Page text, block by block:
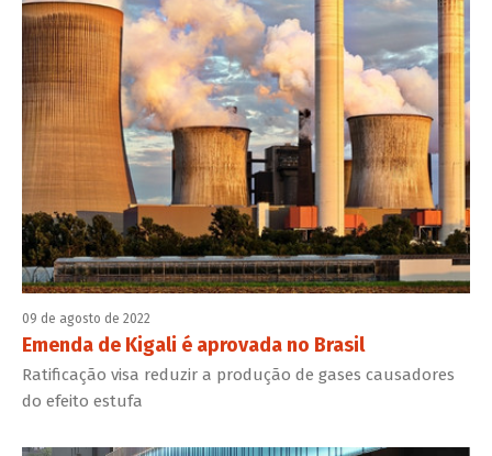
09 de agosto de 2022
Emenda de Kigali é aprovada no Brasil
Ratificação visa reduzir a produção de gases causadores
do efeito estufa